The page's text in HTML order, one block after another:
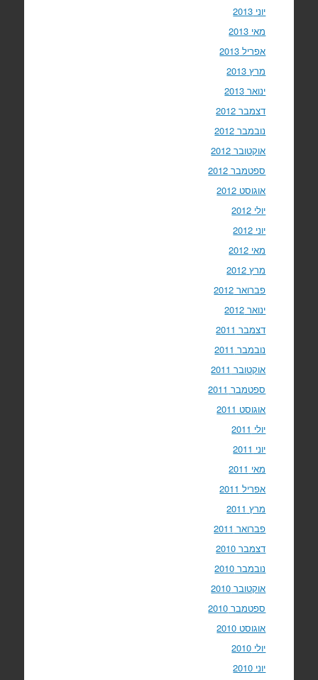
יוני 2013
מאי 2013
אפריל 2013
מרץ 2013
ינואר 2013
דצמבר 2012
נובמבר 2012
אוקטובר 2012
ספטמבר 2012
אוגוסט 2012
יולי 2012
יוני 2012
מאי 2012
מרץ 2012
פברואר 2012
ינואר 2012
דצמבר 2011
נובמבר 2011
אוקטובר 2011
ספטמבר 2011
אוגוסט 2011
יולי 2011
יוני 2011
מאי 2011
אפריל 2011
מרץ 2011
פברואר 2011
דצמבר 2010
נובמבר 2010
אוקטובר 2010
ספטמבר 2010
אוגוסט 2010
יולי 2010
יוני 2010